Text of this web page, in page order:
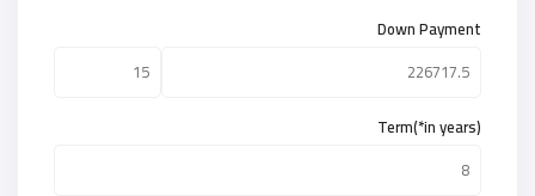
Down Payment
Term(*in years)